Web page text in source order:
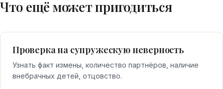
Что ещё может пригодиться
Проверка на супружескую неверность
Узнать факт измены, количество партнёров, наличие
внебрачных детей, отцовство.